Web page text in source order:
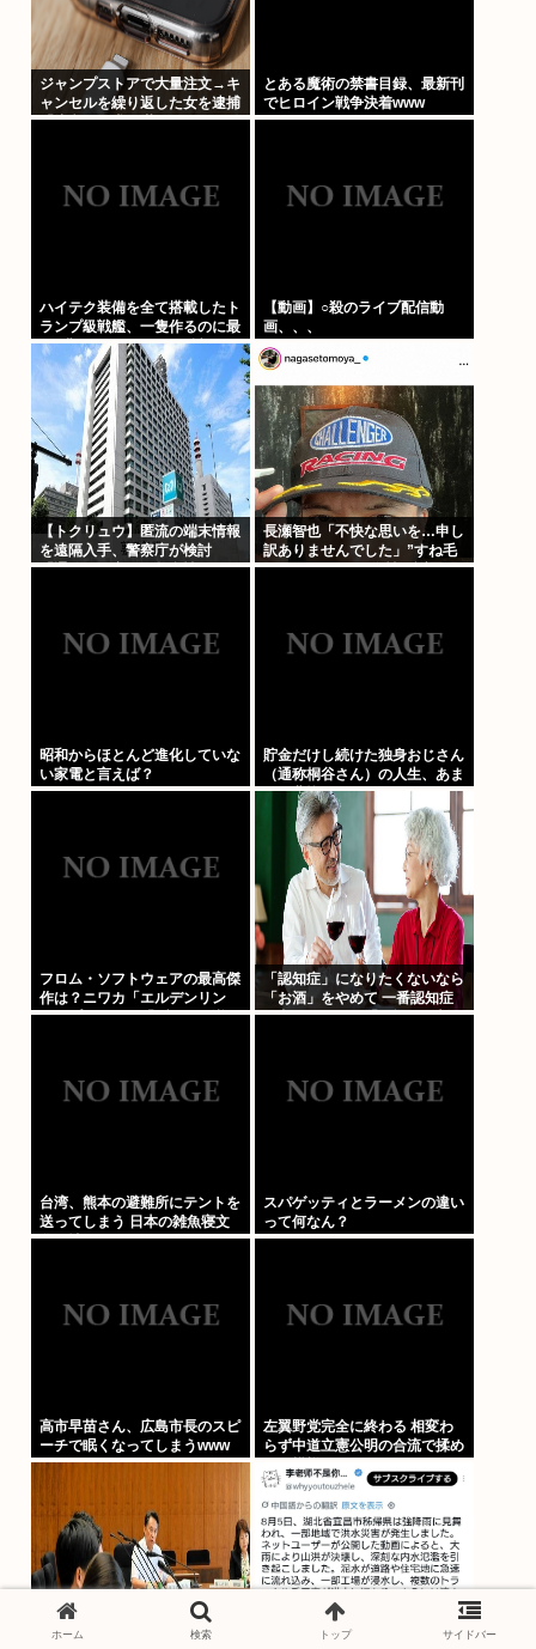
ジャンプストアで大量注文→キ
ャンセルを繰り返した女を逮捕
「注文で欲求が満たされた」総
とある魔術の禁書目録、最新刊
でヒロイン戦争決着www
ハイテク装備を全て搭載したト
ランプ級戦艦、一隻作るのに最
低4兆円かかりいきなり詰む
【動画】○殺のライブ配信動
画、、、
【トクリュウ】匿流の端末情報
を遠隔入手、警察庁が検討
「通信の秘密」と整合性は
長瀬智也「不快な思いを…申し
訳ありませんでした」”すね毛
ハラスメント”を女性に謝罪
昭和からほとんど進化していな
い家電と言えば？
貯金だけし続けた独身おじさん
（通称桐谷さん）の人生、あま
りに悲惨すぎるwww
フロム・ソフトウェアの最高傑
作は？ニワカ「エルデンリン
グ」プレステ厨「ブラボ」逆張
「認知症」になりたくないなら
「お酒」をやめて 一番認知症
に良くないのは「お酒」と判明
台湾、熊本の避難所にテントを
送ってしまう 日本の雑魚寝文
化を壊すな！
スパゲッティとラーメンの違い
って何なん？
高市早苗さん、広島市長のスピ
ーチで眠くなってしまうwww
左翼野党完全に終わる 相変わ
らず中道立憲公明の合流で揉め
てる模様
ホーム 検索 トップ サイドバー